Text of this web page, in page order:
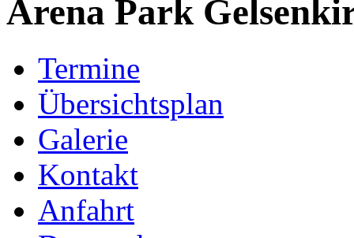
Arena Park
Termine
Übersichtsplan
Galerie
Kontakt
Anfahrt